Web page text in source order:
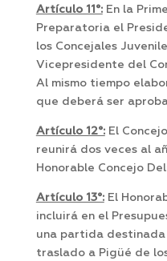
Artículo 11°:En la
Preparatoria el
los Concejales
Vicepresidente del
Al mismo tiempo
que deberá ser
Artículo 12°:El
reunirá dos veces al
Honorable Concejo
Artículo 13°:El
incluirá en el
una partida
traslado a Pigüé de